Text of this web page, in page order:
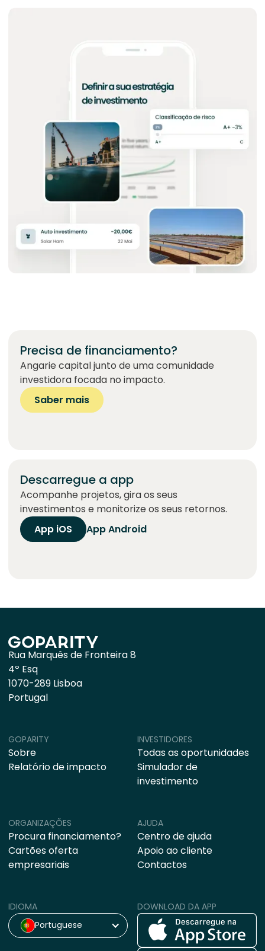
Precisa de financiamento?
Angarie capital junto de uma comunidade
investidora focada no impacto.
Saber mais
Descarregue a app
Acompanhe projetos, gira os seus
investimentos e monitorize os seus retornos.
App iOS
App Android
Rua Marquês de Fronteira 8
4º Esq
1070-289 Lisboa
Portugal
ORGANIZAÇÕES
Procura financiamento?
Cartões oferta
empresariais
AJUDA
Centro de ajuda
Apoio ao cliente
Contactos
GOPARITY
Sobre
Relatório de impacto
INVESTIDORES
Todas as oportunidades
Simulador de
investimento
IDIOMA
Portuguese
DOWNLOAD DA APP